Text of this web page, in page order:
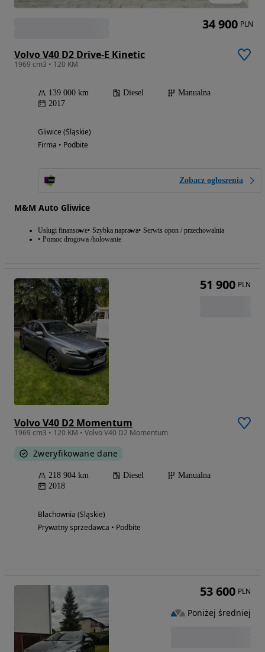
Volvo V40 D2 Drive-E Kinetic
1969 cm3 • 120 KM
139 000 km Diesel
Manualna
2017
Gliwice (Śląskie)
Firma • Podbite
Zobacz ogłoszenia
M&M Auto Gliwice
Usługi finansowe Szybka naprawa Serwis opon / przechowalnia
Pomoc drogowa /holowanie
34 900 PLN
Volvo V40 D2 Momentum
1969 cm3 • 120 KM • Volvo V40 D2 Momentum
Zweryfikowane dane
218 904 km Diesel
Manualna
2018
Blachownia (Śląskie)
Prywatny sprzedawca • Podbite
51 900 PLN
53 600 PLN
Poniżej średniej